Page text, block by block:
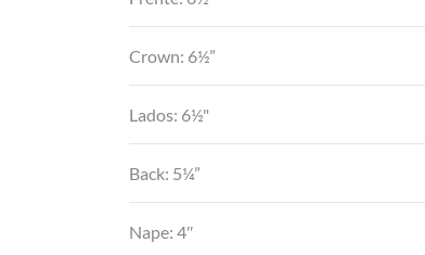
Crown: 6½”
Lados: 6½"
Back: 5¼”
Nape: 4″